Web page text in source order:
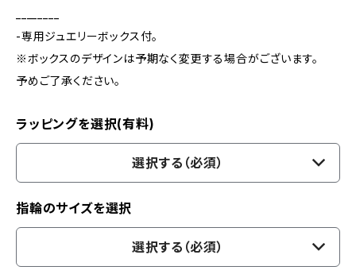
-専用ジュエリーボックス付。
※ボックスのデザインは予期なく変更する場合がございます。
予めご了承ください。
ラッピングを選択(有料)
選択する（必須）
指輪のサイズを選択
選択する（必須）